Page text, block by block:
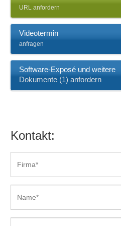
Shop-System
Statistiken
Tourenplanung
Umsatzstatistiken
Wareneingang
Warenrückvergütung
URL anfordern
Videotermin
anfragen
Software-Exposé und weitere
Dokumente (1) anfordern
Kontakt: